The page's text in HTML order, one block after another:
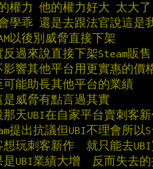
權力 他的權力好大 太大了
學乖 還是去跟法官說這是
以後別威脅直接下架
過來說直接下架Steam販售
響其他平台用更實惠的價
能助長其他平台的業績
威脅有點言過其實
天UBI在自家平台賣刺客新
提出抗議但UBI不理會所以
玩刺客新作　就只能去UBI
UBI業績大增　反而失去